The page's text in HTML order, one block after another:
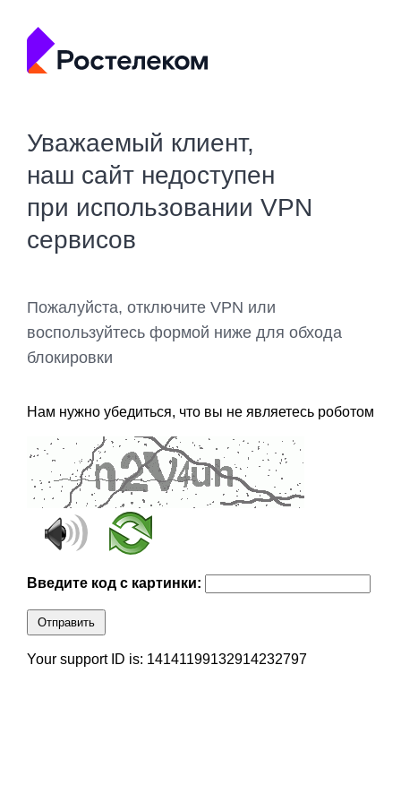
Уважаемый клиент,
наш сайт недоступен
при использовании VPN
сервисов
Пожалуйста, отключите VPN или
воспользуйтесь формой ниже для обхода
блокировки
Нам нужно убедиться, что вы не являетесь роботом
Введите код с картинки:
Отправить
Your support ID is: 14141199132914232797